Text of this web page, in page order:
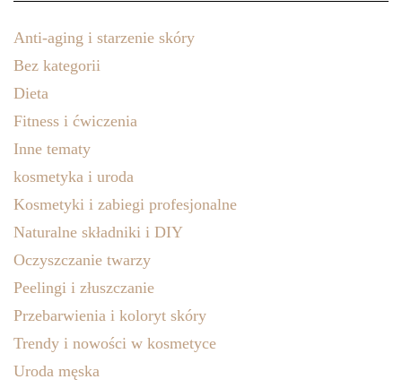
Anti-aging i starzenie skóry
Bez kategorii
Dieta
Fitness i ćwiczenia
Inne tematy
kosmetyka i uroda
Kosmetyki i zabiegi profesjonalne
Naturalne składniki i DIY
Oczyszczanie twarzy
Peelingi i złuszczanie
Przebarwienia i koloryt skóry
Trendy i nowości w kosmetyce
Uroda męska